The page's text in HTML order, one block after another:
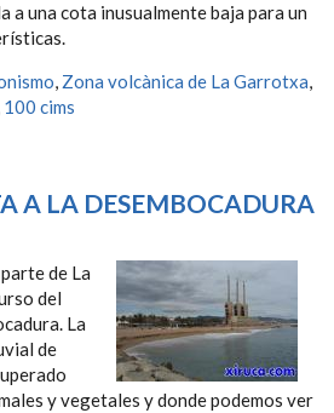
a una cota inusualmente baja para un
, Zona volcànica de La Garrotxa,
100 cims
A LA DESEMBOCADURA
de La
del
La
de
y vegetales y donde podemos ver